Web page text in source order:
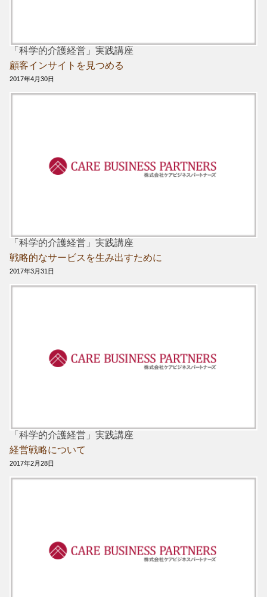
「科学的介護経営」実践講座
顧客インサイトを見つめる
2017年4月30日
「科学的介護経営」実践講座
戦略的なサービスを生み出すために
2017年3月31日
「科学的介護経営」実践講座
経営戦略について
2017年2月28日